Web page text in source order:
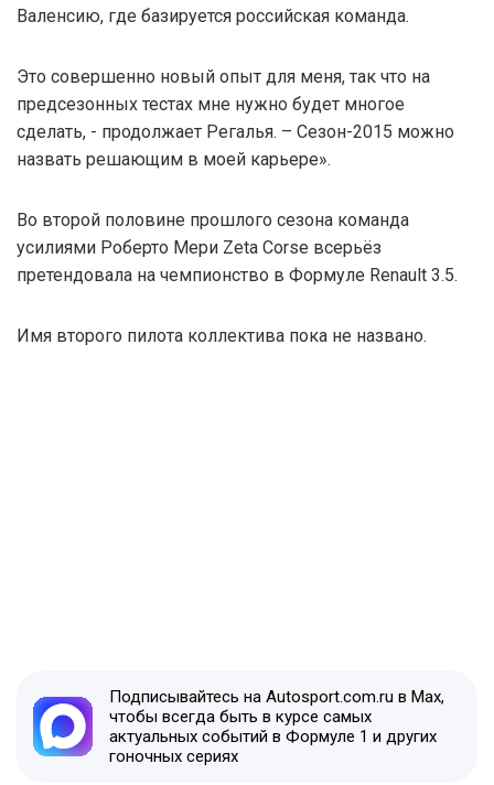
Валенсию, где базируется российская команда.
Это совершенно новый опыт для меня, так что на
предсезонных тестах мне нужно будет многое
сделать, - продолжает Регалья. – Сезон-2015 можно
назвать решающим в моей карьере».
Во второй половине прошлого сезона команда
усилиями Роберто Мери Zeta Corse всерьёз
претендовала на чемпионство в Формуле Renault 3.5.
Имя второго пилота коллектива пока не названо.
Подписывайтесь на Autosport.com.ru в Max,
чтобы всегда быть в курсе самых
актуальных событий в Формуле 1 и других
гоночных сериях